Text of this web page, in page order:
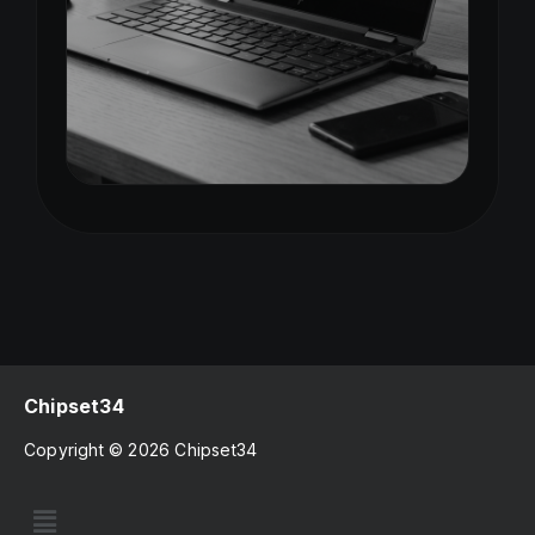
Chipset34
Copyright © 2026 Chipset34